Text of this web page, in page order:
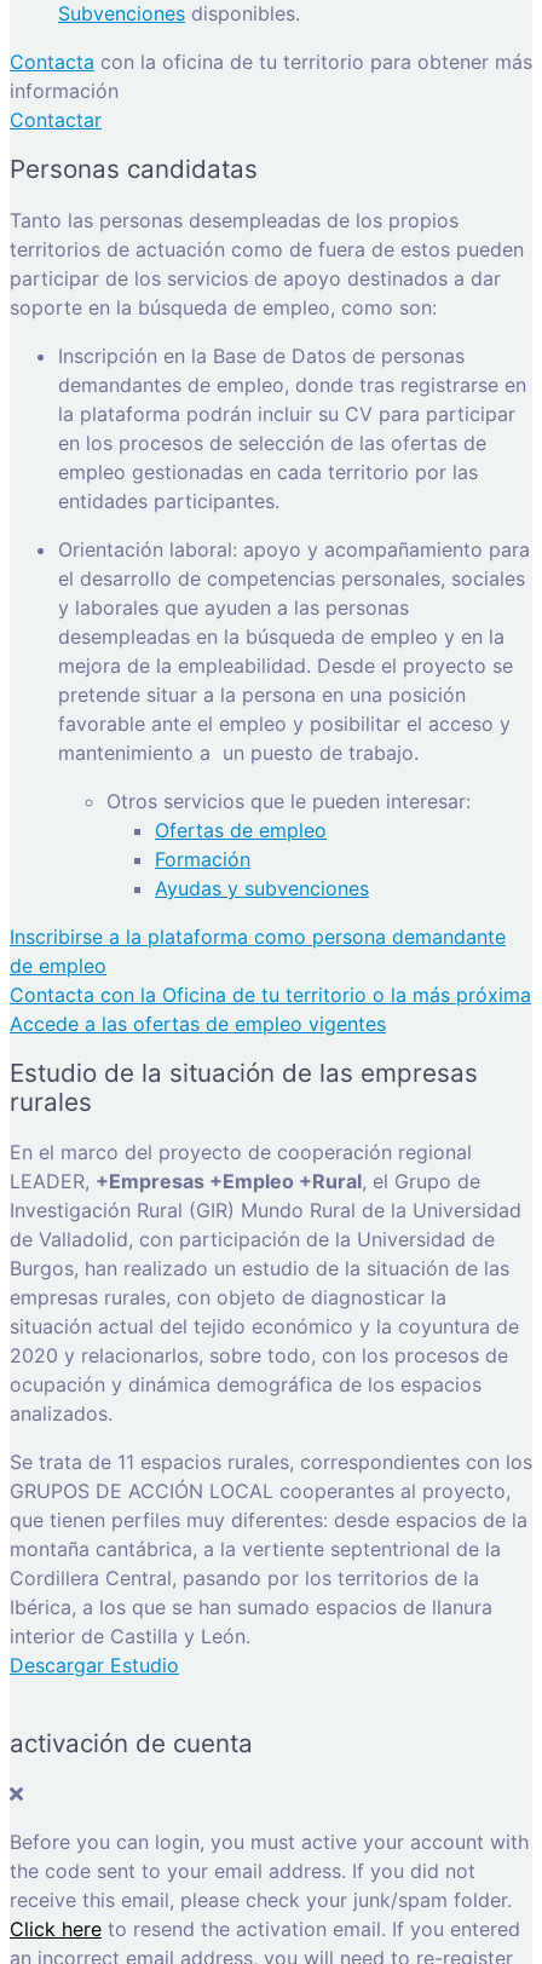
Subvenciones disponibles.
Contacta con la oficina de tu territorio para obtener más
información
Contactar
Personas candidatas
Tanto las personas desempleadas de los propios
territorios de actuación como de fuera de estos pueden
participar de los servicios de apoyo destinados a dar
soporte en la búsqueda de empleo, como son:
Inscripción en la Base de Datos de personas
demandantes de empleo, donde tras registrarse en
la plataforma podrán incluir su CV para participar
en los procesos de selección de las ofertas de
empleo gestionadas en cada territorio por las
entidades participantes.
Orientación laboral: apoyo y acompañamiento para
el desarrollo de competencias personales, sociales
y laborales que ayuden a las personas
desempleadas en la búsqueda de empleo y en la
mejora de la empleabilidad. Desde el proyecto se
pretende situar a la persona en una posición
favorable ante el empleo y posibilitar el acceso y
mantenimiento a un puesto de trabajo.
Otros servicios que le pueden interesar:
Ofertas de empleo
Formación
Ayudas y subvenciones
Inscribirse a la plataforma como persona demandante
de empleo
Contacta con la Oficina de tu territorio o la más próxima
Accede a las ofertas de empleo vigentes
Estudio de la situación de las empresas
rurales
En el marco del proyecto de cooperación regional
LEADER, +Empresas +Empleo +Rural, el Grupo de
Investigación Rural (GIR) Mundo Rural de la Universidad
de Valladolid, con participación de la Universidad de
Burgos, han realizado un estudio de la situación de las
empresas rurales, con objeto de diagnosticar la
situación actual del tejido económico y la coyuntura de
2020 y relacionarlos, sobre todo, con los procesos de
ocupación y dinámica demográfica de los espacios
analizados.
Se trata de 11 espacios rurales, correspondientes con los
GRUPOS DE ACCIÓN LOCAL cooperantes al proyecto,
que tienen perfiles muy diferentes: desde espacios de la
montaña cantábrica, a la vertiente septentrional de la
Cordillera Central, pasando por los territorios de la
Ibérica, a los que se han sumado espacios de llanura
interior de Castilla y León.
Descargar Estudio
activación de cuenta
Before you can login, you must active your account with
the code sent to your email address. If you did not
receive this email, please check your junk/spam folder.
Click here to resend the activation email. If you entered
an incorrect email address, you will need to re-register